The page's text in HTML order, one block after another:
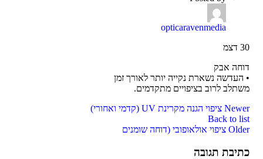
opticaravenmedia
30 דצמ
דוחה אבק
• העדשה נשארת נקייה יותר לאורך זמן
משתלב לרוב בציפויים מתקדמים.
Newer ציפוי הגנה מקרינת UV (קדמי ואחורי)
Back to list
Older ציפוי אולאופובי (דוחה שומנים
כתיבת תגובה